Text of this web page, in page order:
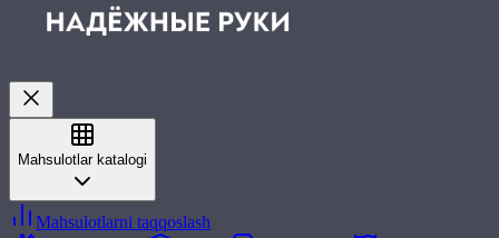
Mahsulotlar katalogi
Mahsulotlarni taqqoslash